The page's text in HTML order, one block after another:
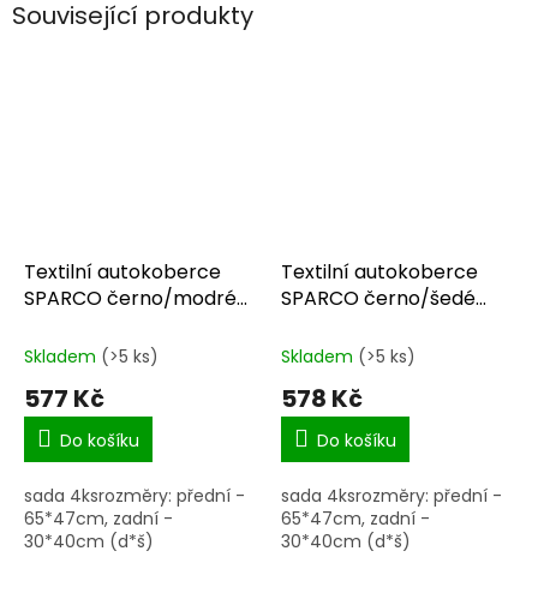
Související produkty
Textilní autokoberce
SPARCO černo/modré
Skladem (>5 ks)
577 Kč
Do košíku
sada 4ksrozměry: přední -
65*47cm, zadní -
30*40cm (d*š)
Textilní autokoberce
SPARCO černo/šedé
Skladem (>5 ks)
578 Kč
Do košíku
sada 4ksrozměry: přední -
65*47cm, zadní -
30*40cm (d*š)